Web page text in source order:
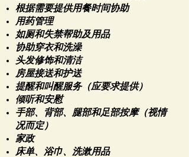
根据需要提供用餐时间协助
用药管理
如厕和失禁帮助及用品
协助穿衣和洗澡
头发修饰和清洁
房屋接送和护送
提醒和叫醒服务（应要求提供）
倾听和安慰
手部、背部、腿部和足部按摩（视情
况而定）
家政
床单、浴巾、洗漱用品